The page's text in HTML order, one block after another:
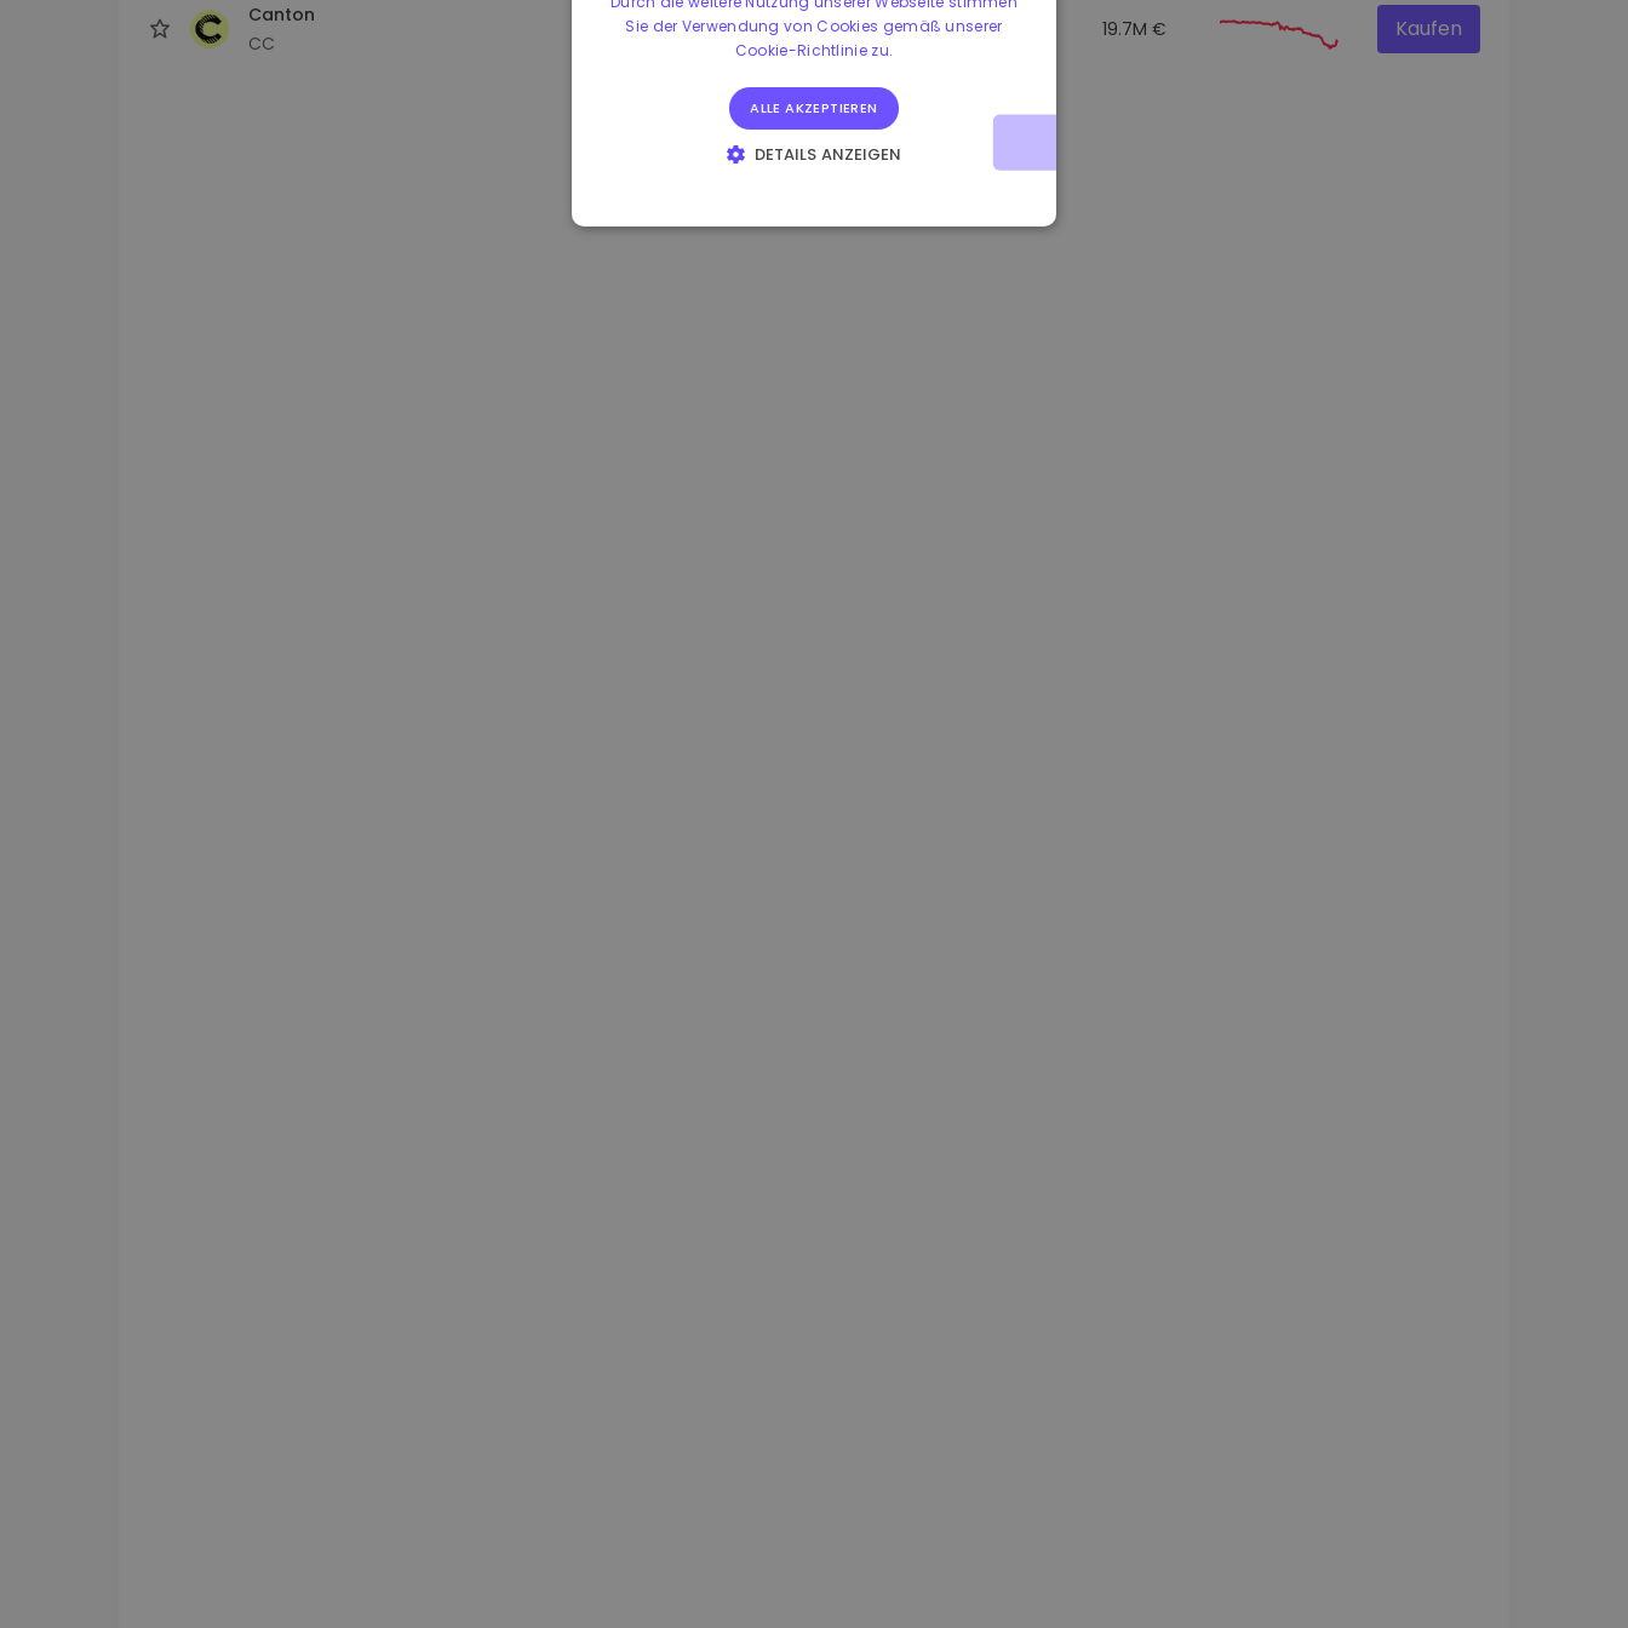
Canton
CC
0.080659000 € -4.80% 3.2B € 19.7M € Kaufen
Sie der Verwendung von Cookies gemäß unserer
Cookie-Richtlinie zu.
ALLE AKZEPTIEREN
DETAILS ANZEIGEN